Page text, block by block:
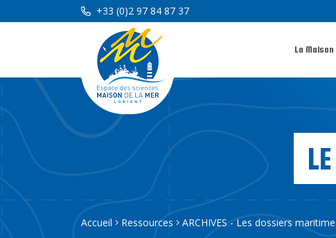
+33 (0)2 97 84 87 37
La
Accueil Ressources ARCHIVES - Les dossiers